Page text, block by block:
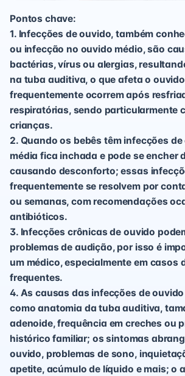
Pontos chave:
1. Infecções de ouvido, também
ou infecção no ouvido médio, são
bactérias, vírus ou alergias,
na tuba auditiva, o que afeta o
frequentemente ocorrem após
respiratórias, sendo particularmente
crianças.
2. Quando os bebês têm infecções
média fica inchada e pode se encher
causando desconforto; essas
frequentemente se resolvem por
ou semanas, com recomendações
antibióticos.
3. Infecções crônicas de ouvido
problemas de audição, por isso é
um médico, especialmente em casos
frequentes.
4. As causas das infecções de
como anatomia da tuba auditiva,
adenoide, frequência em creches ou
histórico familiar; os sintomas
ouvido, problemas de sono,
apetite, acúmulo de líquido e mais; o